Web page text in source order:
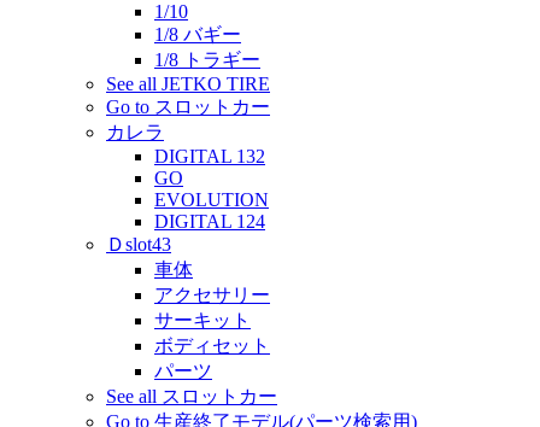
1/10
1/8 バギー
1/8 トラギー
See all JETKO TIRE
Go to スロットカー
カレラ
DIGITAL 132
GO
EVOLUTION
DIGITAL 124
Ｄslot43
車体
アクセサリー
サーキット
ボディセット
パーツ
See all スロットカー
Go to 生産終了モデル(パーツ検索用)